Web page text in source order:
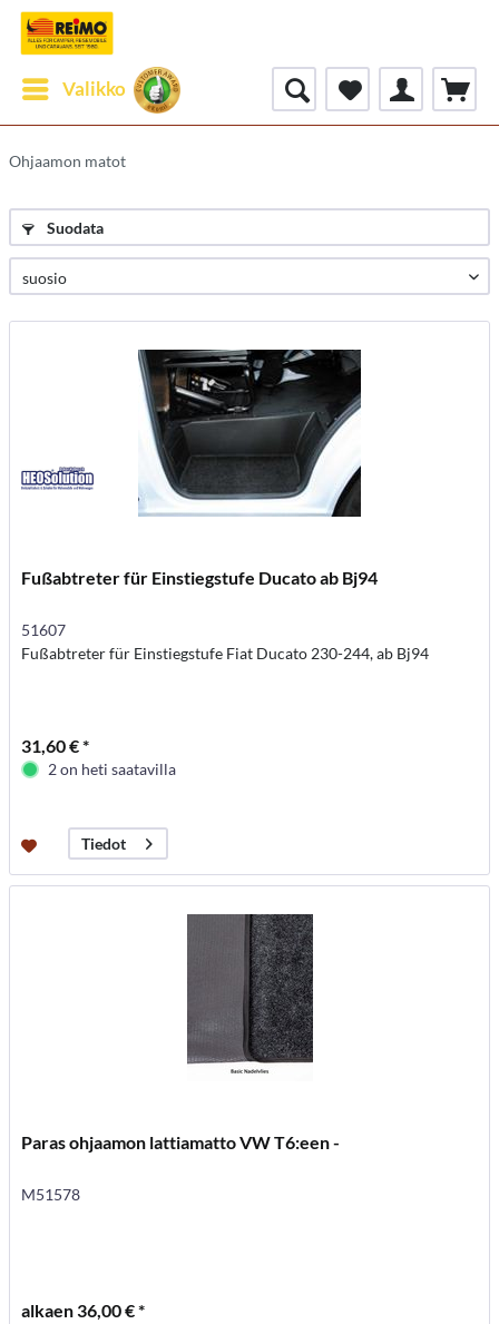
Valikko
Ohjaamon matot
Suodata
Fußabtreter für Einstiegstufe Ducato ab Bj94
51607
Fußabtreter für Einstiegstufe Fiat Ducato 230-244, ab Bj94
31,60 € *
2 on heti saatavilla
Tiedot
Paras ohjaamon lattiamatto VW T6:een -
M51578
alkaen 36,00 € *